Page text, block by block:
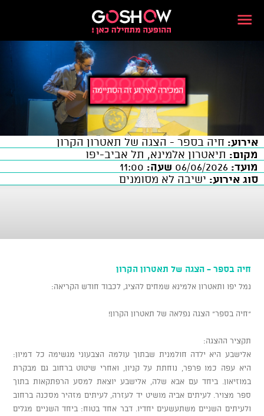
אירוע: חיה בספר - הצגה של תאטרון הקרון
מקום: תיאטרון אלמינא, תל אביב-יפו
מועד:
שעה:
סוג אירוע: ישיבה לא מסומנים
חיה בספר - הצגה של תאטרון הקרון
נמל יפו ותאטרון אלמינא שמחים להציג, לכבוד חודש הקריאה:
"חיה בספר" הצגה נפלאה של תאטרון הקרון!
תקציר ההצגה:
אלישבע היא ילדה חולמנית שבתוך עולמה הצבעוני מגשימה כל דמיון:
היא עפה כמו פרפר, נוחתת על קניון, ואחרי שיטוט ברחוב גם מבקרת
במוזיאון. ביחד עם אבא שלה, אלישבע יוצאת למסע הרפתקאות בתוך
ספר מצויר. לעיתים אביה מושיט יד לעזרה, לעיתים מזהיר מסכנה ברחוב
ולעיתים השניים משתעשעים יחדיו. דבר אחד בטוח: ביחד השניים מגלים